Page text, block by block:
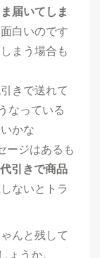
届いてしま
白いのです
まう場合も
きで送れて
なっている
かな
ージはあるも
引きで商品
ないとトラ
んと残して
うか。